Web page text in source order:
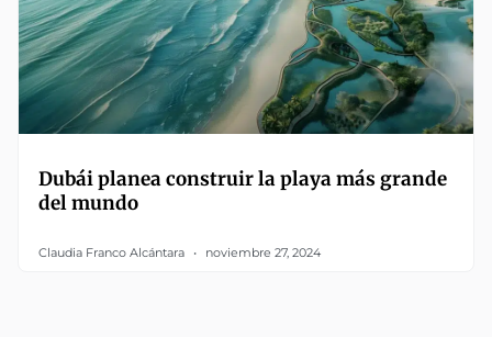
Dubái planea construir la playa más grande
del mundo
Claudia Franco Alcántara noviembre 27, 2024